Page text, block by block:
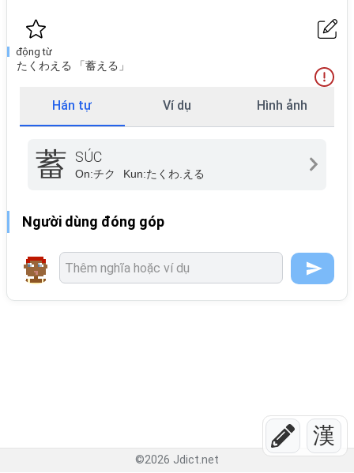
漢
động từ
たくわえる 「蓄える」
Hán tự Ví dụ Hình ảnh
蓄 SÚC
On:チク Kun:たくわ.える
Người dùng đóng góp
©2026 Jdict.net